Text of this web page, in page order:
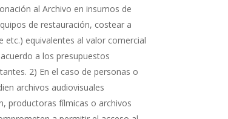
al Archivo en insumos de
de restauración, costear a
etc.) equivalentes al valor comercial
a los presupuestos
2) En el caso de personas o
archivos audiovisuales
productoras fílmicas o archivos